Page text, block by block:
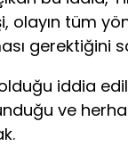
tüm
gerektiğini
iddia
ve